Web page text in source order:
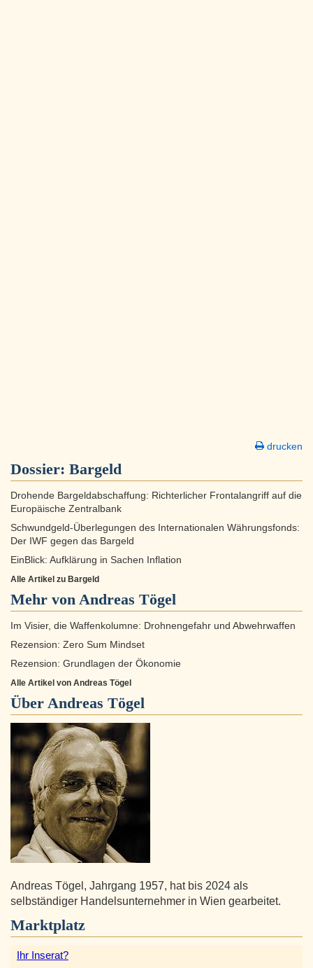
drucken
Dossier: Bargeld
Drohende Bargeldabschaffung: Richterlicher Frontalangriff auf die
Europäische Zentralbank
Schwundgeld-Überlegungen des Internationalen Währungsfonds:
Der IWF gegen das Bargeld
EinBlick: Aufklärung in Sachen Inflation
Alle Artikel zu Bargeld
Mehr von Andreas Tögel
Im Visier, die Waffenkolumne: Drohnengefahr und Abwehrwaffen
Rezension: Zero Sum Mindset
Rezension: Grundlagen der Ökonomie
Alle Artikel von Andreas Tögel
Über Andreas Tögel
Andreas Tögel, Jahrgang 1957, hat bis 2024 als
selbständiger Handelsunternehmer in Wien gearbeitet.
Marktplatz
Ihr Inserat?